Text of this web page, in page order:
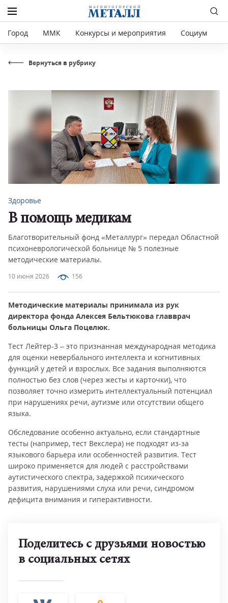
Город ММК Конкурсы и мероприятия Социум
Вернуться в рубрику
10 июня 2026 156
Здоровье
В помощь медикам
Благотворительный фонд «Металлург» передал Областной
психоневрологической больнице № 5 полезные
методические материалы.
Методические материалы принимала из рук
директора фонда Алексея Бельтюкова главврач
больницы Ольга Поцелюк.
Тест Лейтер-3 – это признанная международная методика
для оценки невербального интеллекта и когнитивных
функций у детей и взрослых. Все задания выполняются
полностью без слов (через жесты и карточки), что
позволяет точно измерить интеллектуальный потенциал
при нарушениях речи, аутизме или отсутствии общего
языка.
Обследование особенно актуально, если стандартные
тесты (например, тест Векслера) не подходят из-за
языкового барьера или особенностей развития. Тест
широко применяется для людей с расстройствами
аутистического спектра, задержкой психического
развития, нарушениями слуха или речи, синдромом
дефицита внимания и гиперактивности.
Поделитесь с друзьями новостью
в социальных сетях